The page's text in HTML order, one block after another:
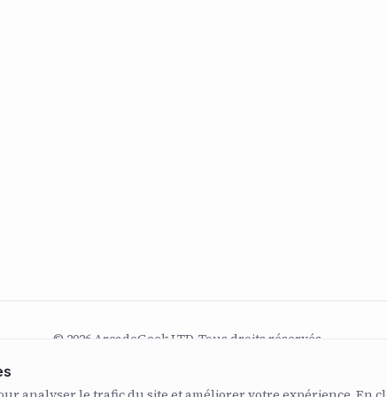
© 2026 ArcadeGeek LTD. Tous droits réservés.